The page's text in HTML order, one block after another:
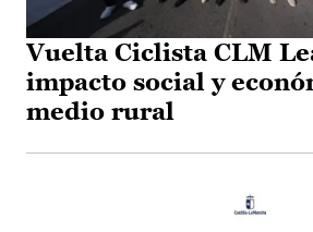
Vuelta Ciclista CLM
impacto social y
medio rural